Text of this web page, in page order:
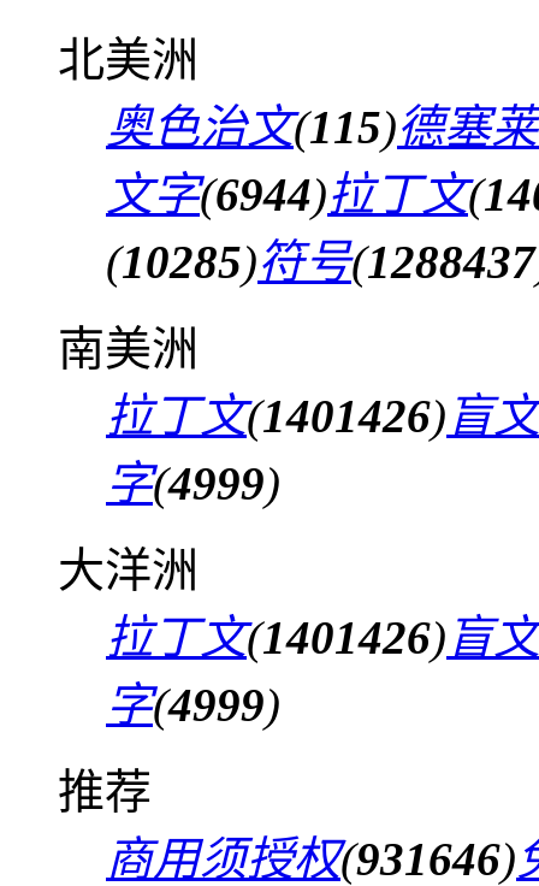
北美洲
奥色治文(115)德塞
文字(6944)拉丁文(
(10285)符号(1288437
南美洲
拉丁文(1401426)盲文
字(4999)
大洋洲
拉丁文(1401426)盲文
字(4999)
推荐
商用须授权(931646)